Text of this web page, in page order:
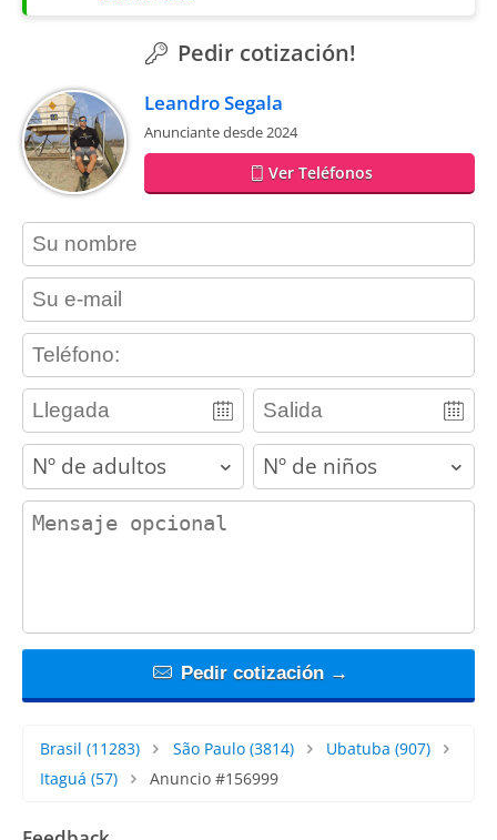
Pedir cotización!
Leandro Segala
Anunciante desde 2024
Ver Teléfonos
contact_name
contact_email
contact_phone
adults children
contact_message
Pedir cotización →
Brasil (11283) São Paulo(3814) Ubatuba (907)
Itaguá (57) Anuncio #156999